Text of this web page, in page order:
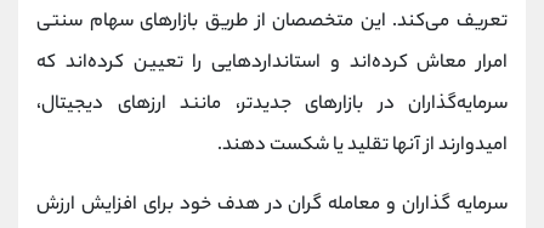
تعریف می‌کند. این متخصصان از طریق بازارهای سهام سنتی
امرار معاش کرده‌اند و استانداردهایی را تعیین کرده‌اند که
سرمایه‌گذاران در بازارهای جدیدتر، مانند ارزهای دیجیتال،
امیدوارند از آنها تقلید یا شکست دهند.
سرمایه گذاران و معامله گران در هدف خود برای افزایش ارزش